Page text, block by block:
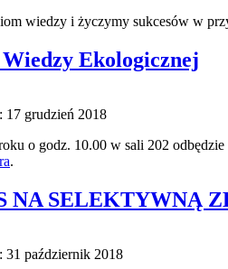
wiedzy i życzymy sukcesów w
Ekologicznej
17 grudzień 2018
o godz. 10.00 w sali 202
.
NA SELEKTYWNĄ
31 październik 2018